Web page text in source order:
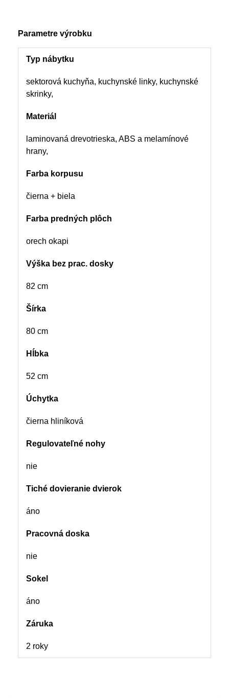
Parametre výrobku
Typ nábytku
sektorová kuchyňa, kuchynské linky, kuchynské
skrinky,
Materiál
laminovaná drevotrieska, ABS a melamínové
hrany,
Farba korpusu
čierna + biela
Farba predných plôch
orech okapi
Výška bez prac. dosky
82 cm
Šírka
80 cm
Hĺbka
52 cm
Úchytka
čierna hliníková
Regulovateľné nohy
nie
Tiché dovieranie dvierok
áno
Pracovná doska
nie
Sokel
áno
Záruka
2 roky